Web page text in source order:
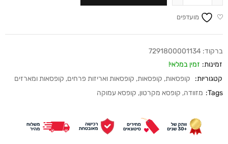
מועדפים
ברקוד: 7291800001134
זמינות: זמין במלאי!
קטגוריות:
קופסאות, קופסאות, קופסאות ואריזות פרחים, קופסאות ומארזים
Tags: מזוודה, קופסא מקרטון, קופסא עמוקה